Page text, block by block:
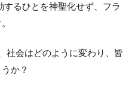
るひとを神聖化せず、フラ
社会はどのように変わり、皆
か？